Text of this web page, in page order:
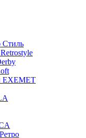
Стиль
EXEMET